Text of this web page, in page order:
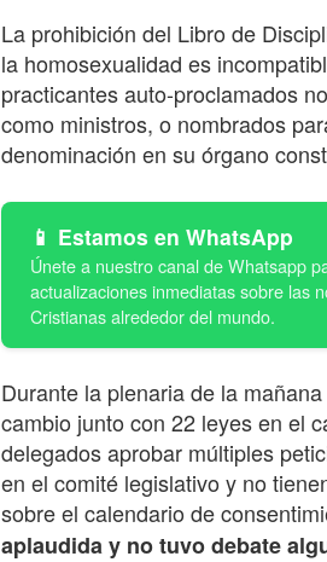
La prohibición del Libro de
la homosexualidad es
practicantes auto-proclamados
como ministros, o nombrados
denominación en su órgano
Estamos en WhatsApp
Durante la plenaria de la
cambio junto con 22 leyes en el
delegados aprobar múltiples
en el comité legislativo y no
sobre el calendario de
aplaudida y no tuvo debate